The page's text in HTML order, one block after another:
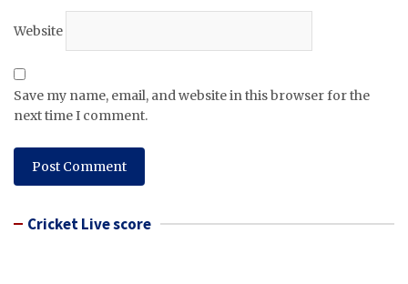
Website
Save my name, email, and website in this browser for the
next time I comment.
Cricket Live score